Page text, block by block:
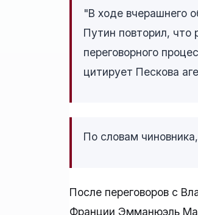
"В ходе вчерашнего
Путин повторил, что
переговорного
цитирует Пескова
По словам
После переговоров с
Франции Эмманюэль